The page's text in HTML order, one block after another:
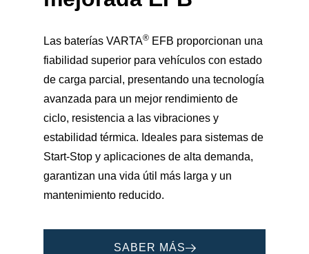
Las baterías VARTA® EFB proporcionan una
fiabilidad superior para vehículos con estado
de carga parcial, presentando una tecnología
avanzada para un mejor rendimiento de
ciclo, resistencia a las vibraciones y
estabilidad térmica. Ideales para sistemas de
Start-Stop y aplicaciones de alta demanda,
garantizan una vida útil más larga y un
mantenimiento reducido.
SABER MÁS